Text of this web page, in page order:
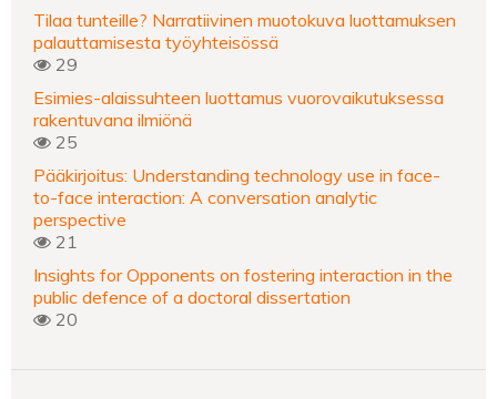
Tilaa tunteille? Narratiivinen muotokuva luottamuksen
palauttamisesta työyhteisössä
29
Esimies-alaissuhteen luottamus vuorovaikutuksessa
rakentuvana ilmiönä
25
Pääkirjoitus: Understanding technology use in face-
to-face interaction: A conversation analytic
perspective
21
Insights for Opponents on fostering interaction in the
public defence of a doctoral dissertation
20